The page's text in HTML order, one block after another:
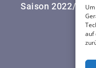
auf
Saison 2022/23